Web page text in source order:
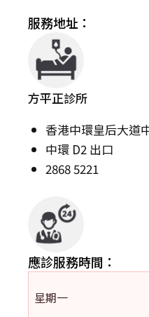
服務地址：
方平正診所
香港中環皇后大道
中環 D2 出口
2868 5221
應診服務時間：
星期一